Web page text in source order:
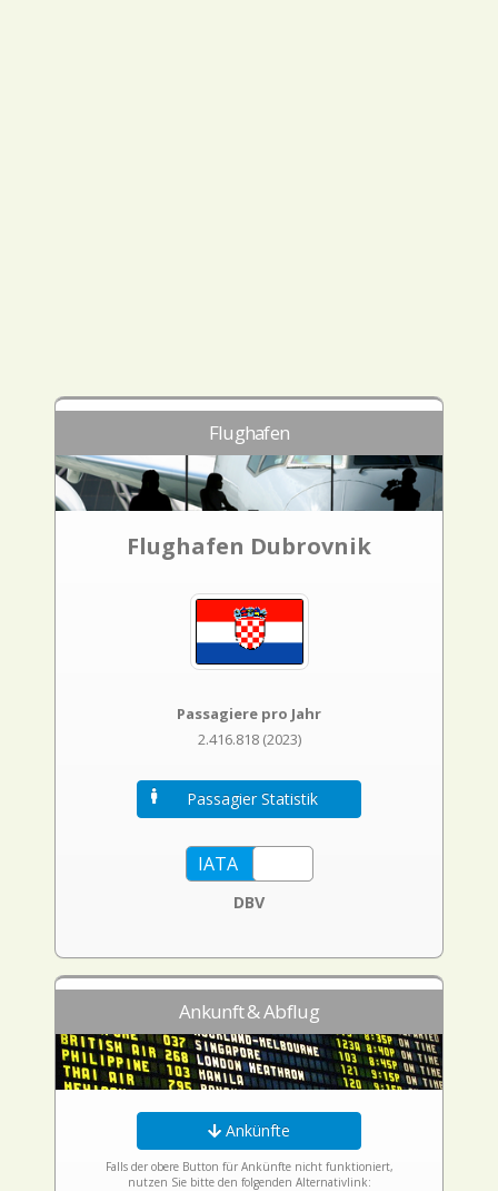
Flughafen
Flughafen Dubrovnik
Passagiere pro Jahr
2.416.818 (2023)
Passagier Statistik
DBV
Ankunft & Abflug
Ankünfte
Falls der obere Button für Ankünfte nicht funktioniert,
nutzen Sie bitte den folgenden Alternativlink: